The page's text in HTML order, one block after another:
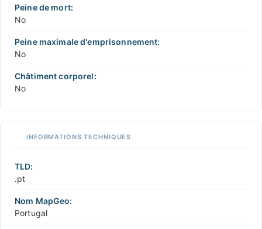
Peine de mort:
No
Peine maximale d'emprisonnement:
No
Châtiment corporel:
No
INFORMATIONS TECHNIQUES
TLD:
.pt
Nom MapGeo:
Portugal